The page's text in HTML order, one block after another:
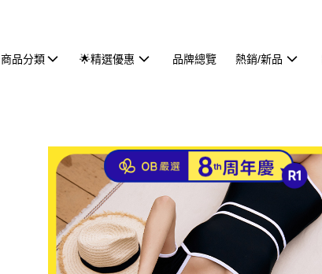
商品分類 🌟精選優惠 品牌總覽 熱銷/新品